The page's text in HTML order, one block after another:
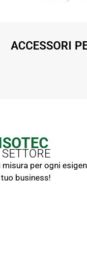
ACCESSORI
per ogni
business!